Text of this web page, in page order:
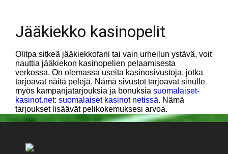
Jääkiekko kasinopelit
Olitpa sitkeä jääkiekkofani tai vain urheilun ystävä, voit
nauttia jääkiekon kasinopelien pelaamisesta
verkossa. On olemassa useita kasinosivustoja, jotka
tarjoavat näitä pelejä. Nämä sivustot tarjoavat sinulle
myös kampanjatarjouksia ja bonuksia suomalaiset-
kasinot.net: suomalaiset kasinot netissä. Nämä
tarjoukset lisäävät pelikokemuksesi arvoa.